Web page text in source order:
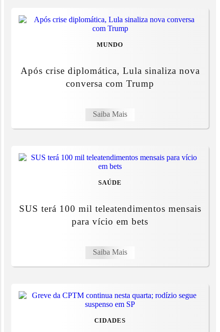
MUNDO
Após crise diplomática, Lula sinaliza nova
conversa com Trump
Saiba Mais
SAÚDE
SUS terá 100 mil teleatendimentos mensais
para vício em bets
Saiba Mais
CIDADES